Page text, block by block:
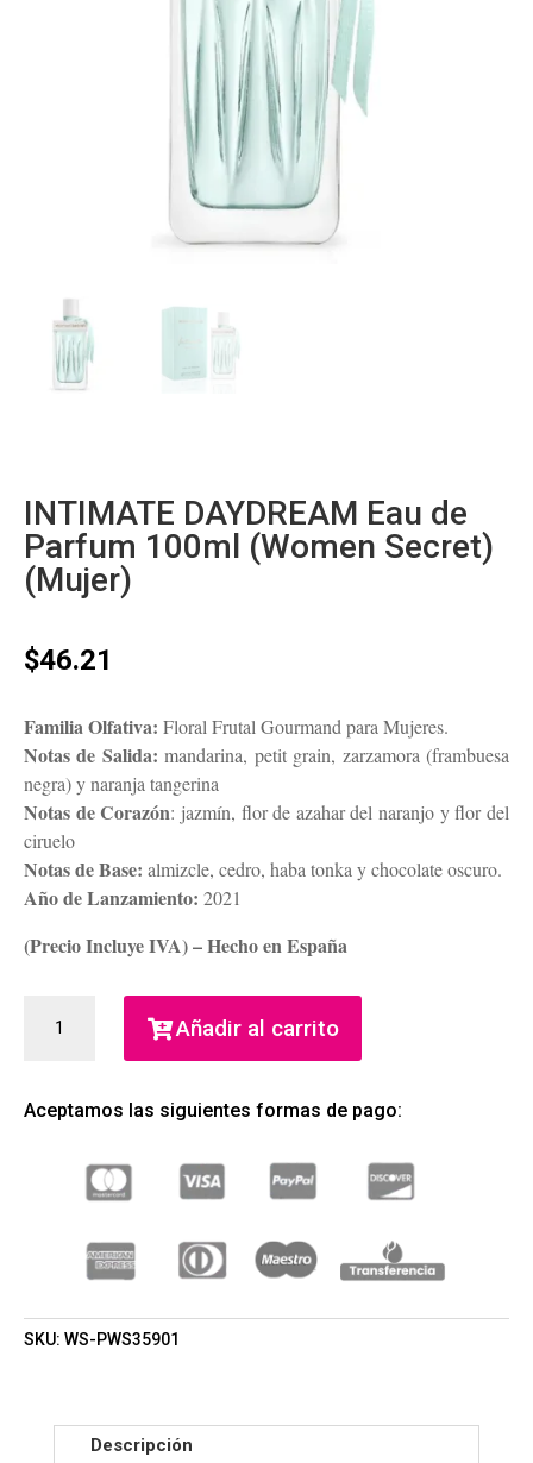
INTIMATE DAYDREAM Eau de
Parfum 100ml (Women Secret)
(Mujer)
$46.21
Familia Olfativa: Floral Frutal Gourmand para Mujeres.
Notas de Salida: mandarina, petit grain, zarzamora (frambuesa
negra) y naranja tangerina
Notas de Corazón: jazmín, flor de azahar del naranjo y flor del
ciruelo
Notas de Base: almizcle, cedro, haba tonka y chocolate oscuro.
Año de Lanzamiento: 2021
(Precio Incluye IVA) – Hecho en España
DAYDREAM
PARFUM
(WOMEN
SECRET)
CANTIDAD
Añadir al carrito
Aceptamos las siguientes formas de pago:
SKU: WS-PWS35901
Descripción